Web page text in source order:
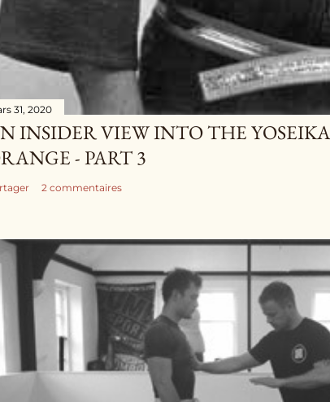
31, 2020
INSIDER VIEW INTO THE
- PART 3
2 commentaires